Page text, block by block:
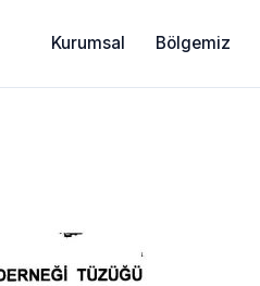
Kurumsal Bölgemiz